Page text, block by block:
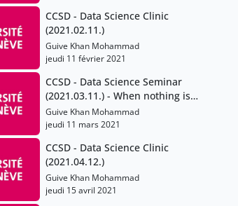
CCSD - Data Science Clinic
(2021.02.11.)
Guive Khan Mohammad
jeudi 11 février 2021
CCSD - Data Science Seminar
(2021.03.11.) - When nothing is
easy: Dealing with heterogeneous
data and interoperability issues
Guive Khan Mohammad
jeudi 11 mars 2021
CCSD - Data Science Clinic
(2021.04.12.)
Guive Khan Mohammad
jeudi 15 avril 2021